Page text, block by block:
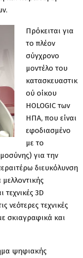
Πρόκειται για
το πλέον
σύγχρονο
μοντέλο του
κατασκευαστικ
ού οίκου
HOLOGIC των
ΗΠΑ, που είναι
εφοδιασμένο
με το
για την
διευκόλυνση
3D
νεότερες τεχνικές
σκιαγραφικά και
ψηφιακής